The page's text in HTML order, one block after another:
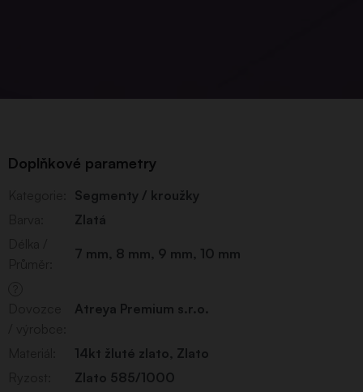
Doplňkové parametry
Segmenty / kroužky
Zlatá
7 mm, 8 mm, 9 mm, 10 mm
Atreya Premium s.r.o.
14kt žluté zlato, Zlato
Zlato 585/1000